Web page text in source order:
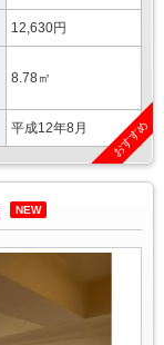
12,630円
8.78㎡
平成12年8月 おすすめ
NEW